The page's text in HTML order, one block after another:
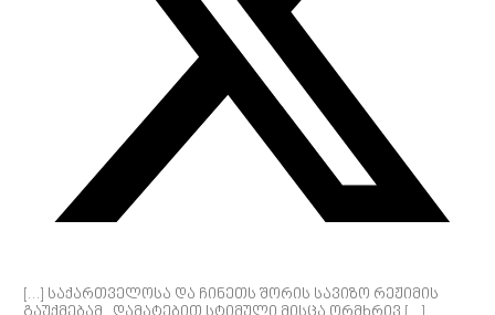
[…] საქართველოსა და ჩინეთს შორის სავიზო რეჟიმის